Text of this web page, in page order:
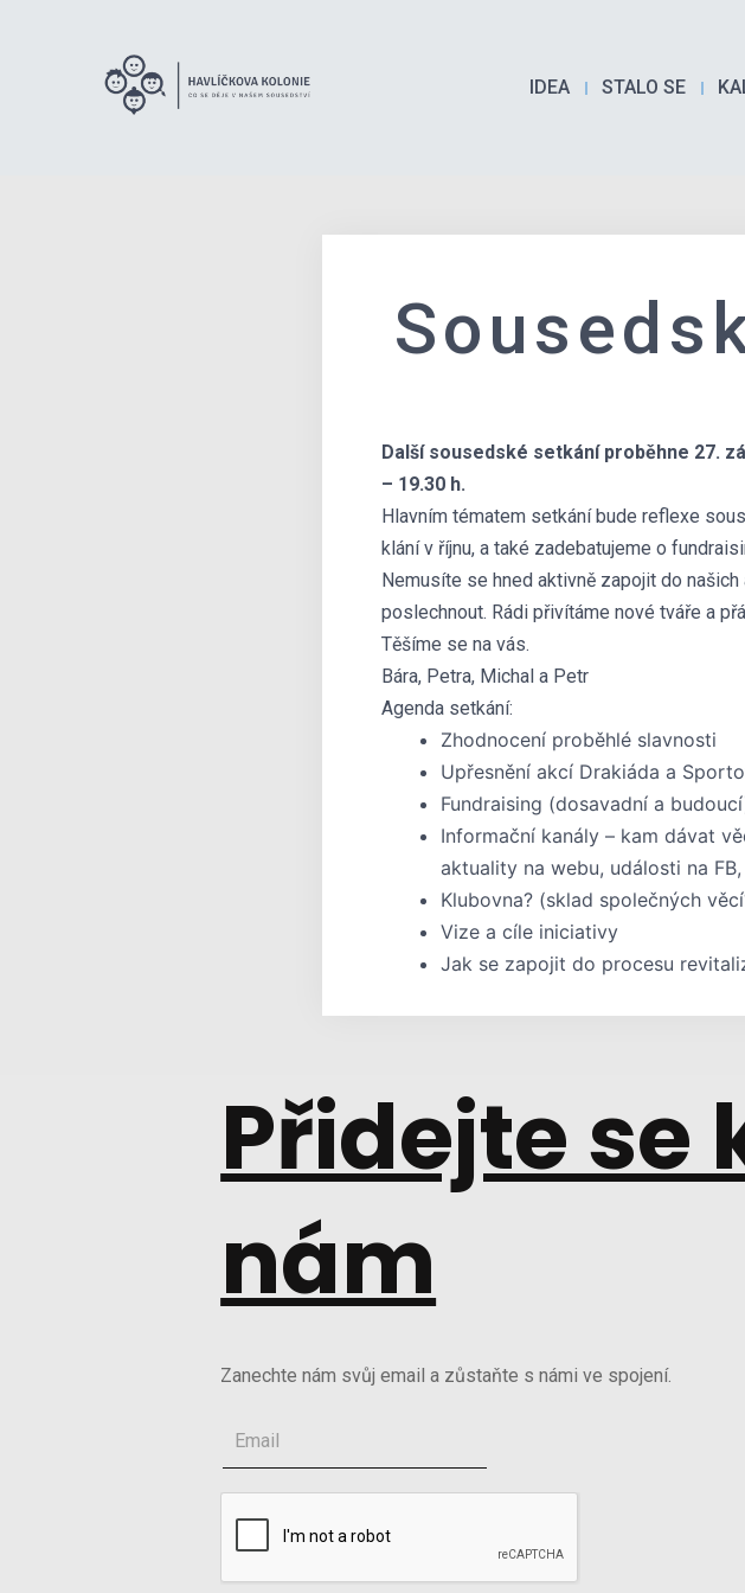
IDEA STALO SE
Další sousedské setkání proběhne 27.
– 19.30 h.
Hlavním tématem setkání bude reflexe
klání v říjnu, a také zadebatujeme o
Nemusíte se hned aktivně zapojit do
poslechnout. Rádi přivítáme nové tváře a
Těšíme se na vás.
Bára, Petra, Michal a Petr
Agenda setkání:
Zhodnocení proběhlé slavnosti
Upřesnění akcí Drakiáda a
Fundraising (dosavadní a
Informační kanály – kam dávat
aktuality na webu, události na
Klubovna? (sklad společných
Vize a cíle iniciativy
Jak se zapojit do procesu
Přidejte se
nám
Zanechte nám svůj email a zůstaňte s námi ve spojení.